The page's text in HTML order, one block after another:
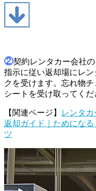
②契約レンタカー会社
指示に従い返却場にレ
クを受けます。忘れ物
シートを受け取ってくだ
【関連ページ】 レンタカ
返却ガイド｜ためにな
ツ